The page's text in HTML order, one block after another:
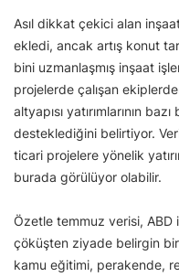
Asıl dikkat çekici alan
ekledi, ancak artış konut
bini uzmanlaşmış inşaat
projelerde çalışan
altyapısı yatırımlarının
desteklediğini belirtiyor.
ticari projelere yönelik
burada görülüyor olabilir.
Özetle temmuz verisi, ABD
çöküşten ziyade belirgin
kamu eğitimi, perakende,